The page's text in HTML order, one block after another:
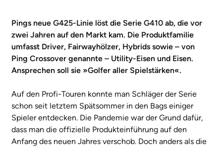
Pings neue G425-Linie löst die Serie G410 ab, die vor
zwei Jahren auf den Markt kam. Die Produktfamilie
umfasst Driver, Fairwayhölzer, Hybrids sowie – von
Ping Crossover genannte – Utility-Eisen und Eisen.
Ansprechen soll sie »Golfer aller Spielstärken«.
Auf den Profi-Touren konnte man Schläger der Serie
schon seit letztem Spätsommer in den Bags einiger
Spieler entdecken. Die Pandemie war der Grund dafür,
dass man die offizielle Produkteinführung auf den
Anfang des neuen Jahres verschob. Doch anders als die